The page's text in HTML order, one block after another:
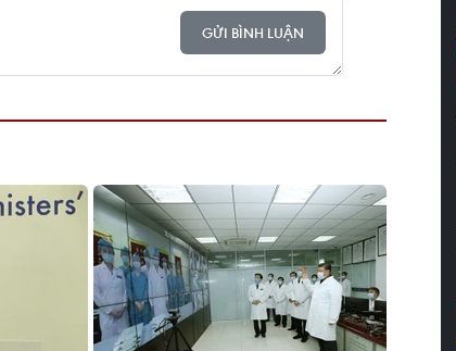
GỬI BÌNH LUẬN